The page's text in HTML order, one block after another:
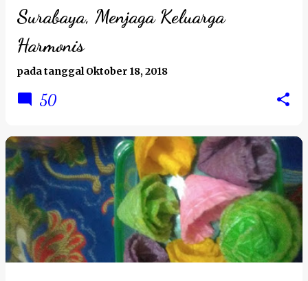
Surabaya, Menjaga Keluarga
Harmonis
pada tanggalOktober 18, 2018
50